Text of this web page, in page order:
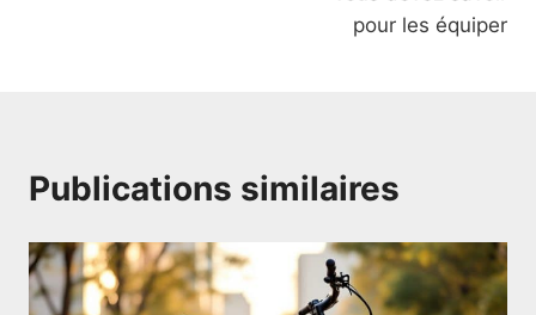
pour les équiper
Publications similaires